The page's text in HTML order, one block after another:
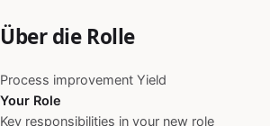
Über die Rolle
Process improvement Yield
Your Role
Key responsibilities in your new role